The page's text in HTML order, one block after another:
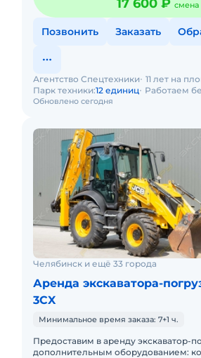
17 600 ₽ смена
Позвонить Заказать
Обновлено сегодня
Агентство Спецтехники 11 лет на
Парк техники:12 единиц Работаем
Челябинск и ещё 33 города
Аренда экскаватора-
3CX
Минимальное время заказа: 7+1 ч.
Предоставим в аренду экскаватор-
дополнительным оборудованием: